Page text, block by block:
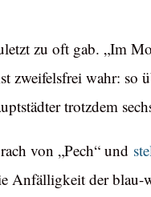
zu oft gab. „Im
zweifelsfrei wahr: so
trotzdem
von „Pech“ und
der blau-